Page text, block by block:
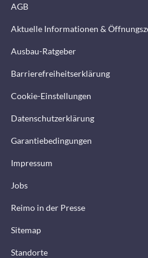
AGB
Aktuelle Informationen &
Ausbau-Ratgeber
Barrierefreiheitserklärung
Cookie-Einstellungen
Datenschutzerklärung
Garantiebedingungen
Impressum
Jobs
Reimo in der Presse
Sitemap
Standorte